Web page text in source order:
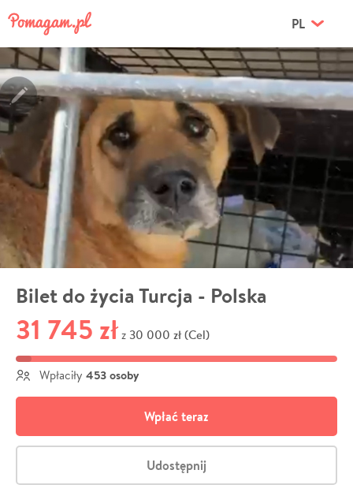
PL
Bilet do życia Turcja - Polska
31 745 zł z 30 000 zł (Cel)
Wpłaciły 453 osoby
Wpłać teraz
Udostępnij